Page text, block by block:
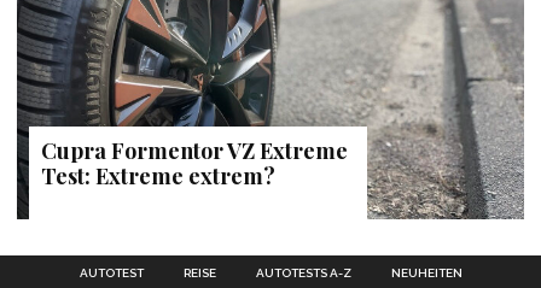
Cupra Formentor VZ Extreme
Test: Extreme extrem?
AUTOTEST REISE AUTOTESTS A-Z NEUHEITEN